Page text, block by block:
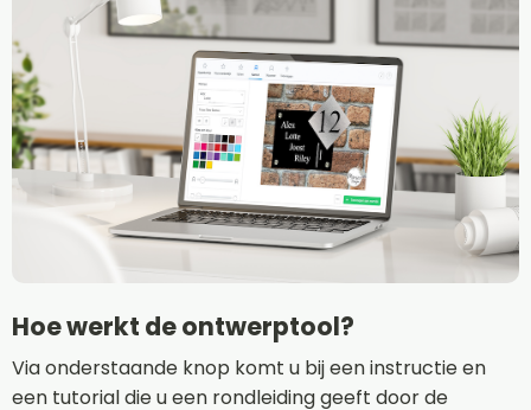
Hoe werkt de ontwerptool?
Via onderstaande knop komt u bij een instructie en
een tutorial die u een rondleiding geeft door de